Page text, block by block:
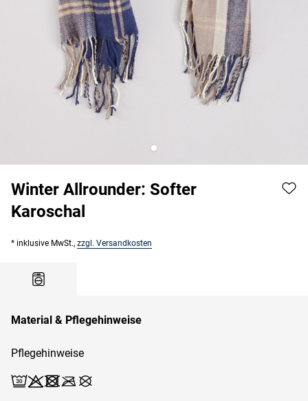
Winter Allrounder: Softer
Karoschal
* inklusive MwSt., zzgl. Versandkosten
Material & Pflegehinweise
Pflegehinweise